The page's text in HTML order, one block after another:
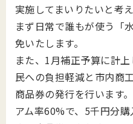
実施してまいりたいと考え
まず日常で誰もが使う「
免いたします。
また、1月補正予算に計
民への負担軽減と市内商
商品券の発行を行います
アム率60%で、5千円分